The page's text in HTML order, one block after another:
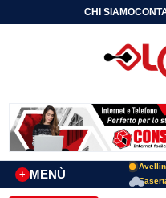
CHI SIAMO
MENÙ
+